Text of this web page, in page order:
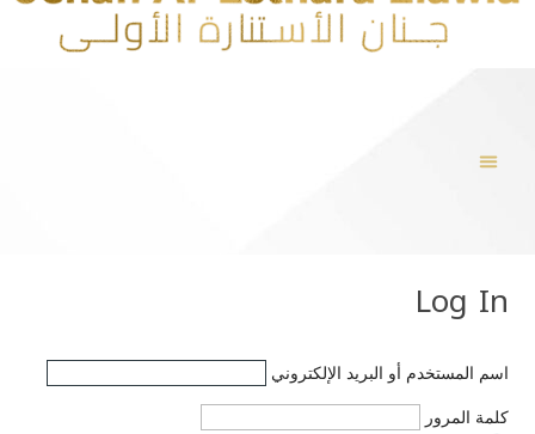
Log In
اسم المستخدم أو البريد الإلكتروني
كلمة المرور